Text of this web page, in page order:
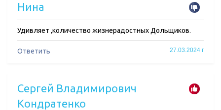
Нина
Удивляет ,количество жизнерадостных Дольщиков.
Ответить 27.03.2024 г
Сергей Владимирович
Кондратенко